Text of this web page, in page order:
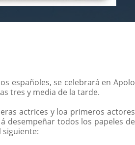
españoles, se celebrará en Apolo
tres y media de la tarde.
actrices y loa primeros actores
desempeñar todos los papeles de
siguiente: